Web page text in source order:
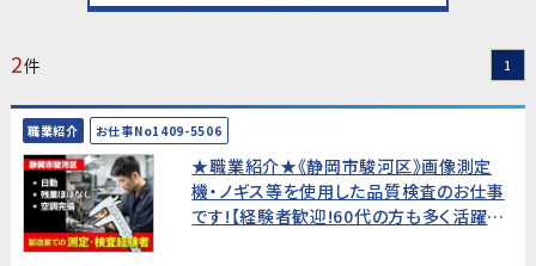
2件 1
職業紹介 お仕事No1409-5506
★職業紹介★《静岡市駿河区》画像測定
機・ノギス等を使用した品質検査のお仕事
です!【経験者歓迎!60代の方も多く活躍